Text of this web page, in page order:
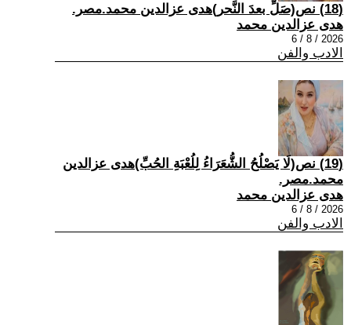
(18) نص(صَلِّ بعدَ النَّحر)هدى عزالدين محمد.مصر.
هدى عزالدين محمد
2026 / 8 / 6
الادب والفن
(19) نص(لَا يَصْلُحُ الشُّعَرَاءُ لِلُعْبَةِ الحُبِّ)هدى عزالدين
محمد.مصر.
هدى عزالدين محمد
2026 / 8 / 6
الادب والفن